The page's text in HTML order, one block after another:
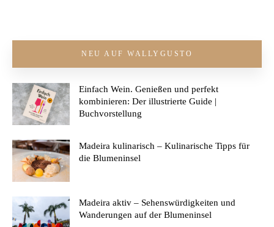
NEU AUF WALLYGUSTO
Einfach Wein. Genießen und perfekt
kombinieren: Der illustrierte Guide |
Buchvorstellung
Madeira kulinarisch – Kulinarische Tipps für
die Blumeninsel
Madeira aktiv – Sehenswürdigkeiten und
Wanderungen auf der Blumeninsel